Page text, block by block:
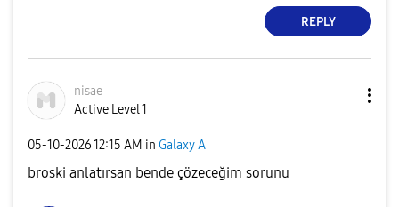
REPLY
nisae
Active Level 1
‎05-10-202612:15 AM in Galaxy A
broski anlatırsan bende çözeceğim sorunu